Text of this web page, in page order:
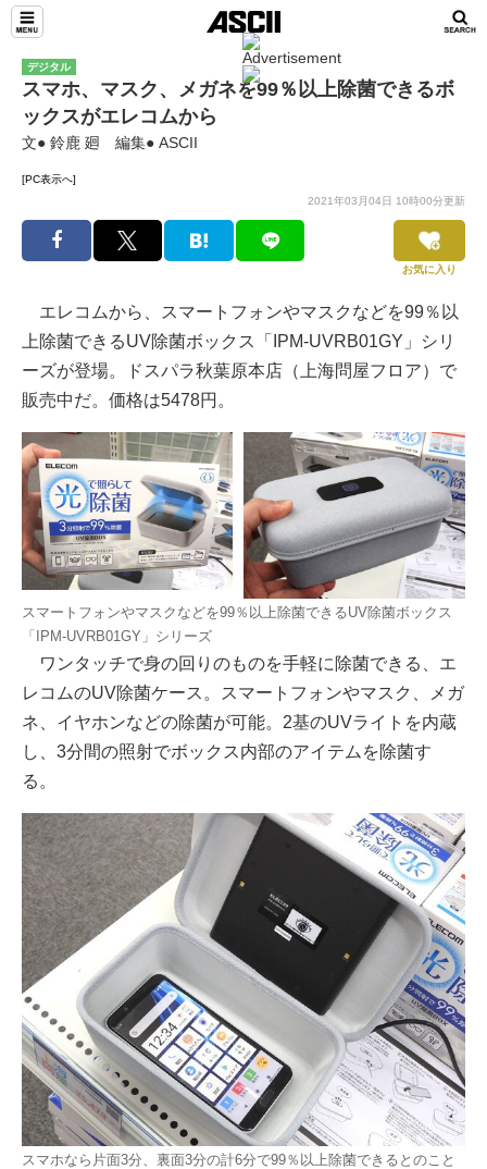
デジタル
スマホ、マスク、メガネを99％以上除菌できるボ
ックスがエレコムから
文● 鈴鹿 廻 編集● ASCII
[PC表示へ]
2021年03月04日 10時00分更新
お気に入り
エレコムから、スマートフォンやマスクなどを99％以
上除菌できるUV除菌ボックス「IPM-UVRB01GY」シリ
ーズが登場。ドスパラ秋葉原本店（上海問屋フロア）で
販売中だ。価格は5478円。
スマートフォンやマスクなどを99％以上除菌できるUV除菌ボックス
「IPM-UVRB01GY」シリーズ
ワンタッチで身の回りのものを手軽に除菌できる、エ
レコムのUV除菌ケース。スマートフォンやマスク、メガ
ネ、イヤホンなどの除菌が可能。2基のUVライトを内蔵
し、3分間の照射でボックス内部のアイテムを除菌す
る。
スマホなら片面3分、裏面3分の計6分で99％以上除菌できるとのこと